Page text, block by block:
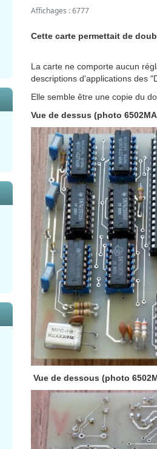
Affichages : 6777
Cette carte permettait de
La carte ne comporte aucun
descriptions d'applications des
Elle semble être une copie du
Vue de dessus (photo
Vue de dessous (photo